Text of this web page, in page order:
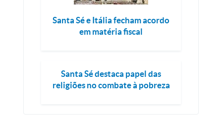
Santa Sé e Itália fecham acordo
em matéria fiscal
Santa Sé destaca papel das
religiões no combate à pobreza